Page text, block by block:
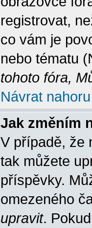
registrovat,
co vám je
nebo tématu
tohoto fóra,
Návrat nahoru
Jak změním
V případě, že
tak můžete
příspěvky.
omezeného
upravit.